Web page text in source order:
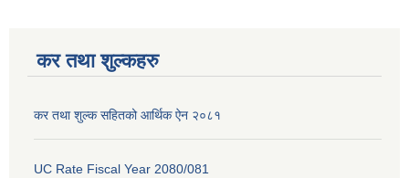
कर तथा शुल्कहरु
कर तथा शुल्क सहितको आर्थिक ऐन २०८१
UC Rate Fiscal Year 2080/081